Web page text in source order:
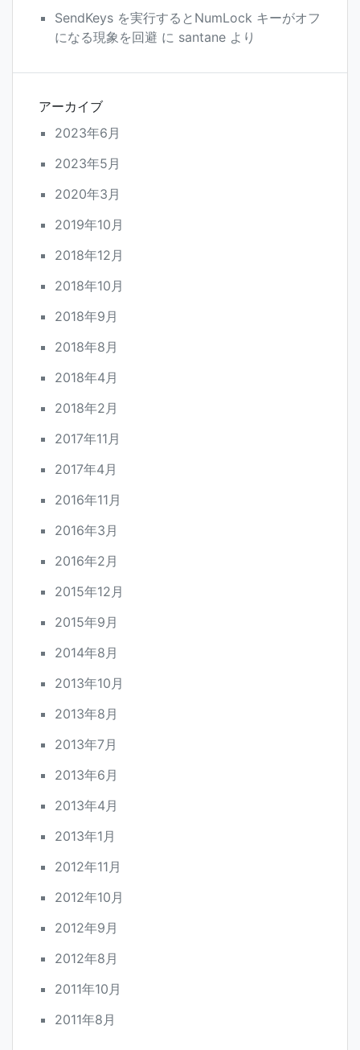
SendKeys を実行するとNumLock キーがオフ
になる現象を回避 に santane より
アーカイブ
2023年6月
2023年5月
2020年3月
2019年10月
2018年12月
2018年10月
2018年9月
2018年8月
2018年4月
2018年2月
2017年11月
2017年4月
2016年11月
2016年3月
2016年2月
2015年12月
2015年9月
2014年8月
2013年10月
2013年8月
2013年7月
2013年6月
2013年4月
2013年1月
2012年11月
2012年10月
2012年9月
2012年8月
2011年10月
2011年8月